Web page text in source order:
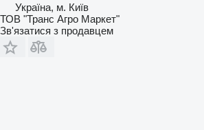
Україна, м. Київ
ТОВ "Транс Агро Маркет"
Зв'язатися з продавцем